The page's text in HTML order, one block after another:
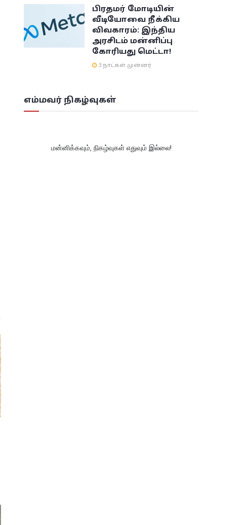
பிரதமர் மோடியின்
வீடியோவை நீக்கிய
விவகாரம்: இந்திய
அரசிடம் மன்னிப்பு
கோரியது மெட்டா!
3 நாட்கள் முன்னர்
எம்மவர் நிகழ்வுகள்
மன்னிக்கவும், நிகழ்வுகள் எதுவும் இல்லை!